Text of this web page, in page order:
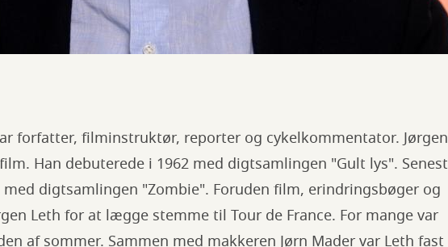
forfatter, filminstruktør, reporter og cykelkommentator. Jørgen
Han debuterede i 1962 med digtsamlingen "Gult lys". Senest
digtsamlingen "Zombie". Foruden film, erindringsbøger og
Leth for at lægge stemme til Tour de France. For mange var
af sommer. Sammen med makkeren Jørn Mader var Leth fast